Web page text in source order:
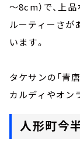
～8cm）で、上
ルーティーさが
います。
タケサンの「青
カルディやオン
人形町今